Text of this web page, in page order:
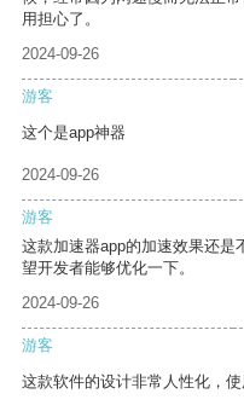
用担心了。
2024-09-26
游客
这个是app神器
2024-09-26
游客
这款加速器app的加速效果还是
望开发者能够优化一下。
2024-09-26
游客
这款软件的设计非常人性化，使